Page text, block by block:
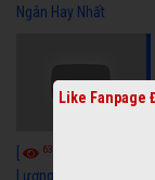
Ngân Hay Nhất
6327
Lương Xưa : Rồi 30
Like Fanpage